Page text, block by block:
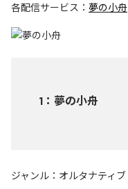
各配信サービス： 夢の小舟
1 ： 夢の小舟
ジャンル： オルタナティブ